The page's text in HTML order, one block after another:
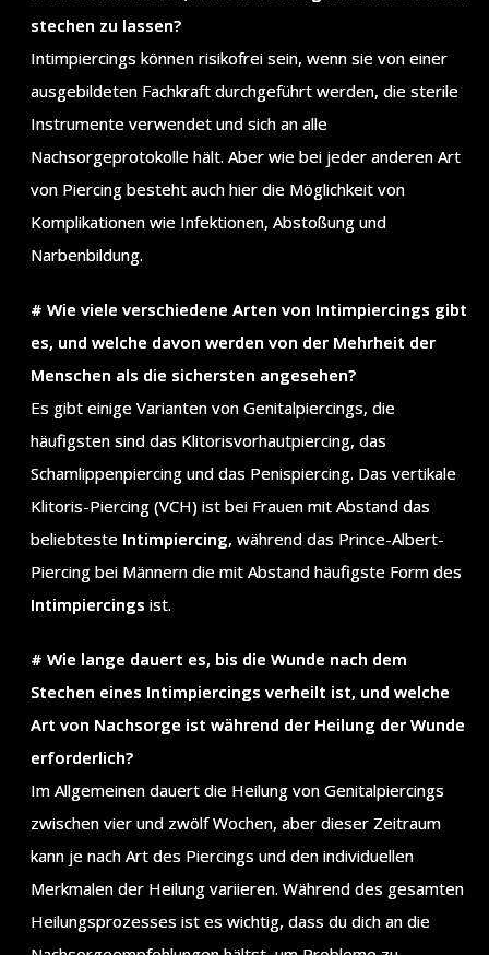
stechen zu lassen?
Intimpiercings können risikofrei sein, wenn sie von einer
ausgebildeten Fachkraft durchgeführt werden, die sterile
Instrumente verwendet und sich an alle
Nachsorgeprotokolle hält. Aber wie bei jeder anderen Art
von Piercing besteht auch hier die Möglichkeit von
Komplikationen wie Infektionen, Abstoßung und
Narbenbildung.
# Wie viele verschiedene Arten von Intimpiercings gibt
es, und welche davon werden von der Mehrheit der
Menschen als die sichersten angesehen?
Es gibt einige Varianten von Genitalpiercings, die
häufigsten sind das Klitorisvorhautpiercing, das
Schamlippenpiercing und das Penispiercing. Das vertikale
Klitoris-Piercing (VCH) ist bei Frauen mit Abstand das
beliebteste Intimpiercing, während das Prince-Albert-
Piercing bei Männern die mit Abstand häufigste Form des
Intimpiercings ist.
# Wie lange dauert es, bis die Wunde nach dem
Stechen eines Intimpiercings verheilt ist, und welche
Art von Nachsorge ist während der Heilung der Wunde
erforderlich?
Im Allgemeinen dauert die Heilung von Genitalpiercings
zwischen vier und zwölf Wochen, aber dieser Zeitraum
kann je nach Art des Piercings und den individuellen
Merkmalen der Heilung variieren. Während des gesamten
Heilungsprozesses ist es wichtig, dass du dich an die